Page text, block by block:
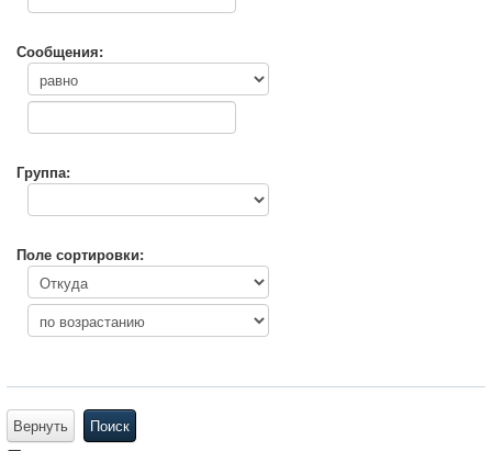
Сообщения:
Группа:
Поле сортировки:
Вернуть Поиск